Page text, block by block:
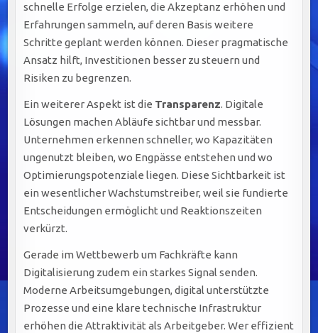
schnelle Erfolge erzielen, die Akzeptanz erhöhen und
Erfahrungen sammeln, auf deren Basis weitere
Schritte geplant werden können. Dieser pragmatische
Ansatz hilft, Investitionen besser zu steuern und
Risiken zu begrenzen.
Ein weiterer Aspekt ist die Transparenz. Digitale
Lösungen machen Abläufe sichtbar und messbar.
Unternehmen erkennen schneller, wo Kapazitäten
ungenutzt bleiben, wo Engpässe entstehen und wo
Optimierungspotenziale liegen. Diese Sichtbarkeit ist
ein wesentlicher Wachstumstreiber, weil sie fundierte
Entscheidungen ermöglicht und Reaktionszeiten
verkürzt.
Gerade im Wettbewerb um Fachkräfte kann
Digitalisierung zudem ein starkes Signal senden.
Moderne Arbeitsumgebungen, digital unterstützte
Prozesse und eine klare technische Infrastruktur
erhöhen die Attraktivität als Arbeitgeber. Wer effizient